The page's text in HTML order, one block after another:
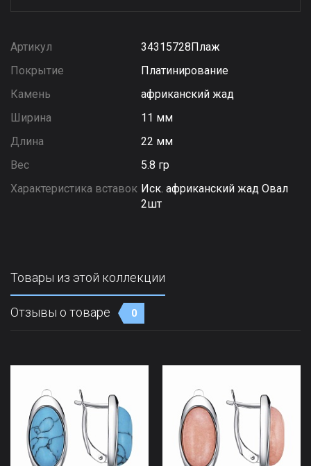
Артикул
34315728Плаж
Покрытие
Платинирование
Камень
африканский жад
Ширина
11 мм
Длина
22 мм
Вес
5.8 гр
Характеристика вставок Иск. африканский жад Овал
2шт
Товары из этой коллекции
Отзывы о товаре 0